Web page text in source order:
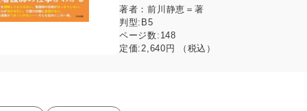
著者：前川静恵＝著
判型: B5
ページ数: 148
定価: 2,640円 （税込）